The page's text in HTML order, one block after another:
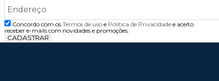
Concordo com os Termos de usoe Politica de Privacidadee aceito
receber e-mails com novidades e promoções.
CADASTRAR